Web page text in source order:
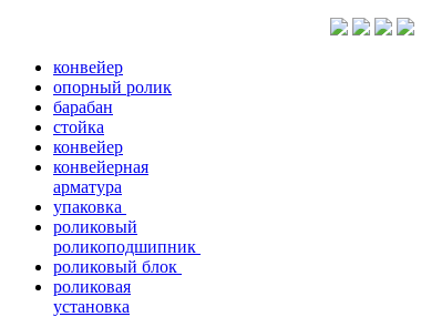
конвейер
опорный ролик
барабан
стойка
конвейер
конвейерная
арматура
упаковка
роликовый
роликоподшипник
роликовый блок
роликовая
установка